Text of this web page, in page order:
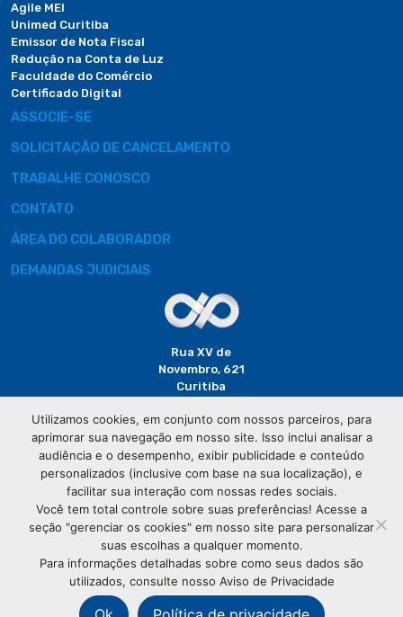
Agile MEI
Unimed Curitiba
Emissor de Nota Fiscal
Redução na Conta de Luz
Faculdade do Comércio
Certificado Digital
ASSOCIE-SE
SOLICITAÇÃO DE CANCELAMENTO
TRABALHE CONOSCO
CONTATO
ÁREA DO COLABORADOR
DEMANDAS JUDICIAIS
Rua XV de
Novembro, 621
Curitiba
(41) 3320-
2929
© CopyrightAssociação Comercial do Paraná - Todos os
direitos reservados
Utilizamos cookies, em conjunto com nossos parceiros, para
aprimorar sua navegação em nosso site. Isso inclui analisar a
audiência e o desempenho, exibir publicidade e conteúdo
personalizados (inclusive com base na sua localização), e
facilitar sua interação com nossas redes sociais.
Você tem total controle sobre suas preferências! Acesse a
seção "gerenciar os cookies" em nosso site para personalizar
suas escolhas a qualquer momento.
Para informações detalhadas sobre como seus dados são
utilizados, consulte nosso Aviso de Privacidade